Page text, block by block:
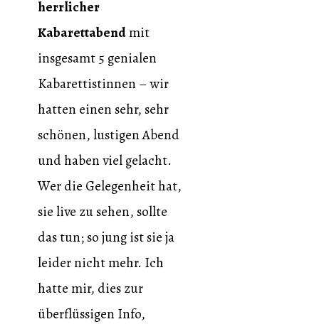
herrlicher
Kabarettabendmit
insgesamt 5 genialen
Kabarettistinnen – wir
hatten einen sehr, sehr
schönen, lustigen Abend
und haben viel gelacht.
Wer die Gelegenheit hat,
sie live zu sehen, sollte
das tun; so jung ist sie ja
leider nicht mehr. Ich
hatte mir, dies zur
überflüssigen Info,